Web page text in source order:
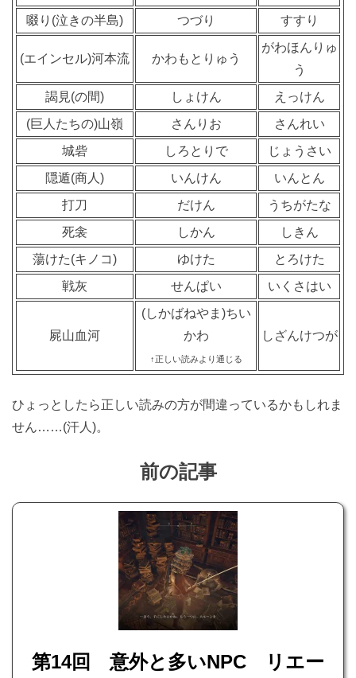
啜り(泣きの半島) つづり すすり
(エインセル)河本流 かわもとりゅう
がわほんりゅ
う
謁見(の間)
しょけん
えっけん
(巨人たちの)山嶺
さんりお
さんれい
城砦
しろとりで
じょうさい
隠遁(商人)
いんけん
いんとん
打刀
だけん
うちがたな
死衾
しかん
しきん
蕩けた(キノコ)
ゆけた
とろけた
戦灰
せんぱい いくさはい
屍山血河
(しかばねやま)ちい
かわ
↑正しい読みより通じる
しざんけつが
ひょっとしたら正しい読みの方が間違っているかもしれま
せん……(汗人)。
前の記事
第14回 意外と多いNPC リエー